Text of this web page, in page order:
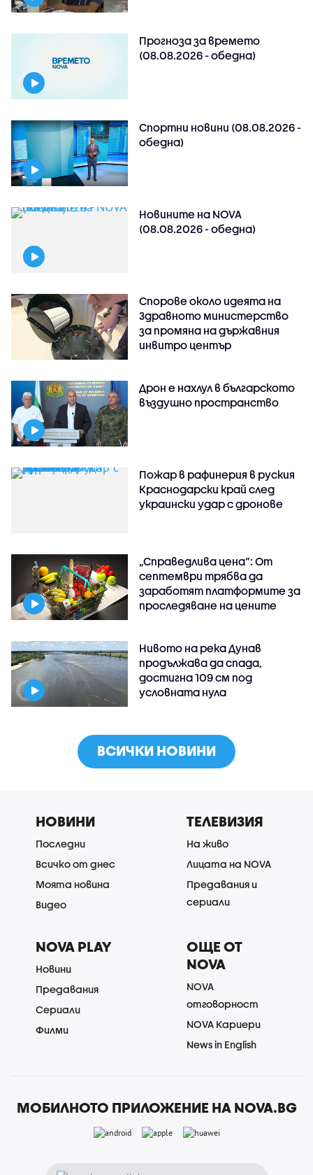
Прогноза за времето
(08.08.2026 - обедна)
Спортни новини (08.08.2026 -
обедна)
Новините на NOVA
(08.08.2026 - обедна)
Спорове около идеята на
Здравното министерство
за промяна на държавния
инвитро център
Дрон е нахлул в българското
въздушно пространство
Пожар в рафинерия в руския
Краснодарски край след
украински удар с дронове
„Справедлива цена“: От
септември трябва да
заработят платформите за
проследяване на цените
Нивото на река Дунав
продължава да спада,
достигна 109 см под
условната нула
ВСИЧКИ НОВИНИ
НОВИНИ
Последни
Всичко от днес
Моята новина
Видео
ТЕЛЕВИЗИЯ
На живо
Лицата на NOVA
Предавания и
сериали
NOVA PLAY
Новини
Предавания
Сериали
Филми
ОЩЕ ОТ
NOVA
NOVA
отговорност
NOVA Кариери
News in English
МОБИЛНОТО ПРИЛОЖЕНИЕ НА NOVA.BG